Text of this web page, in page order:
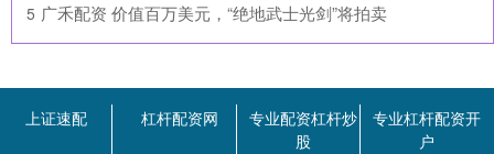
5 ​广禾配资 价值百万美元，“绝地武士光剑”将拍卖
上证速配 杠杆配资网
专业配资杠杆炒
股
专业杠杆配资开
户